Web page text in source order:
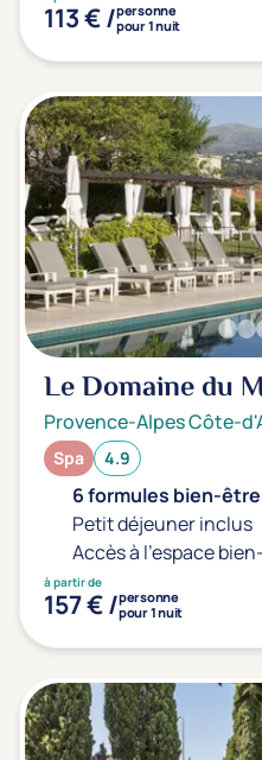
113 € /personne
pour 1 nuit
Le Domaine du
Provence-Alpes Côte-
Spa 4.9
6 formules bien-
Petit déjeuner inclus
Accès à l'espace
à partir de
157 € /personne
pour 1 nuit